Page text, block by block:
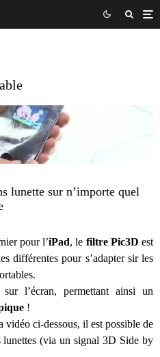
lunette sur n’importe quel
pour l’iPad, le filtre Pic3D est
différentes pour s’adapter sir les
l’écran, permettant ainsi un
!
ci-dessous, il est possible de
(via un signal 3D Side by